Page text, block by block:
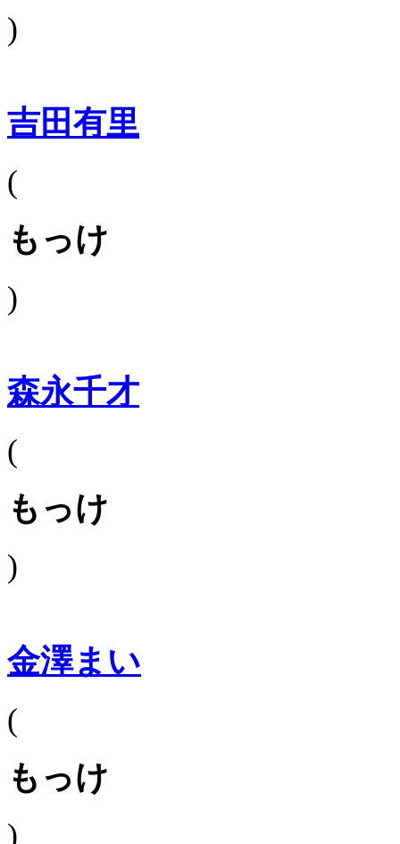
)
吉田有里
(
もっけ
)
森永千才
(
もっけ
)
金澤まい
(
もっけ
)